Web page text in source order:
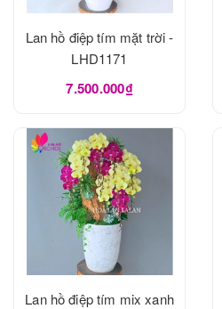
Lan hồ điệp tím mặt trời -
LHD1171
7.500.000₫
Lan hồ điệp tím mix xanh